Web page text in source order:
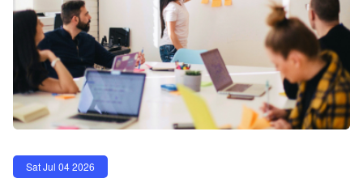
Sat Jul 04 2026